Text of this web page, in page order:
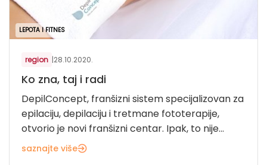
LEPOTA I FITNES
region |28.10.2020.
Ko zna, taj i radi
DepilConcept, franšizni sistem specijalizovan za
epilaciju, depilaciju i tretmane fototerapije,
otvorio je novi franšizni centar. Ipak, to nije...
saznajte više